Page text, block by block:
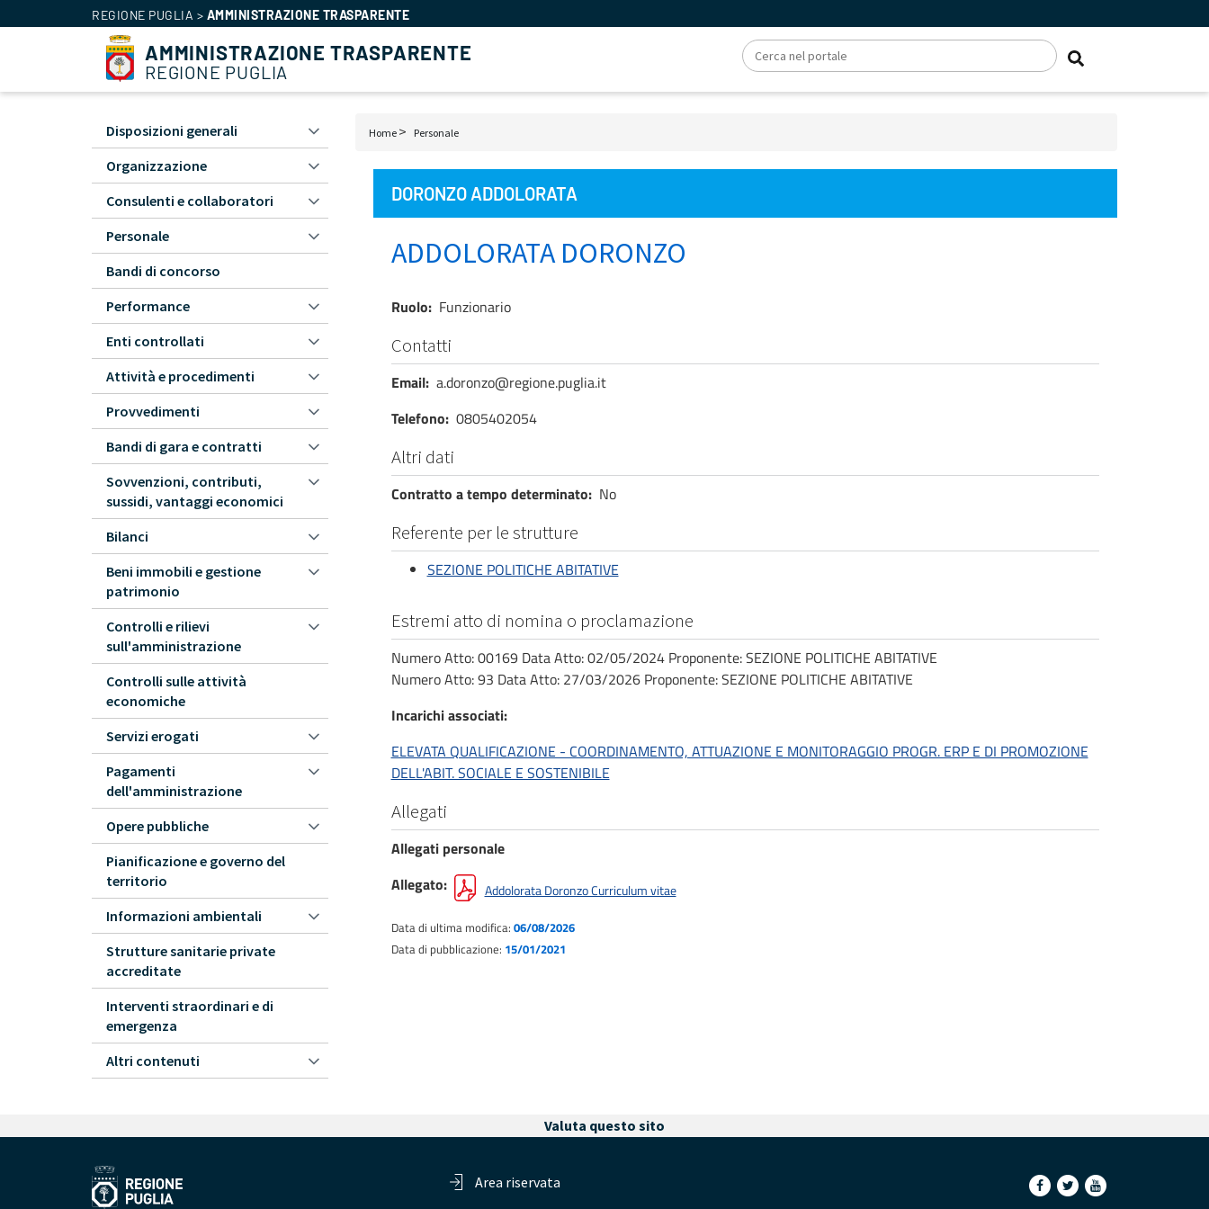
REGIONE PUGLIA > AMMINISTRAZIONE TRASPARENTE
AMMINISTRAZIONE TRASPARENTE
REGIONE PUGLIA
Briciole
pane
Home Personale
DORONZO ADDOLORATA
ADDOLORATA DORONZO
Ruolo Funzionario
Contatti
Email a.doronzo@regione.puglia.it
Telefono 0805402054
Altri dati
Contratto a tempo determinato No
Referente per le strutture
SEZIONE POLITICHE ABITATIVE
Estremi atto di nomina o proclamazione
Numero Atto: 00169 Data Atto: 02/05/2024 Proponente: SEZIONE POLITICHE ABITATIVE
Numero Atto: 93 Data Atto: 27/03/2026 Proponente: SEZIONE POLITICHE ABITATIVE
Incarichi associati
ELEVATA QUALIFICAZIONE - COORDINAMENTO, ATTUAZIONE E MONITORAGGIO PROGR. ERP E DI PROMOZIONE
DELL'ABIT. SOCIALE E SOSTENIBILE
Allegati
Allegati personale
Allegato
Addolorata Doronzo Curriculum vitae
Data di ultima modifica: 06/08/2026
Data di pubblicazione: 15/01/2021
Amministrazione
Trasparente
L1
Disposizioni generali
Organizzazione
Consulenti e collaboratori
Personale
Bandi di concorso
Performance
Enti controllati
Attività e procedimenti
Provvedimenti
Bandi di gara e contratti
Sovvenzioni, contributi,
sussidi, vantaggi economici
Bilanci
Beni immobili e gestione
patrimonio
Controlli e rilievi
sull'amministrazione
Controlli sulle attività
economiche
Servizi erogati
Pagamenti
dell'amministrazione
Opere pubbliche
Pianificazione e governo del
territorio
Informazioni ambientali
Strutture sanitarie private
accreditate
Interventi straordinari e di
emergenza
Altri contenuti
Valuta questo sito
Area riservata